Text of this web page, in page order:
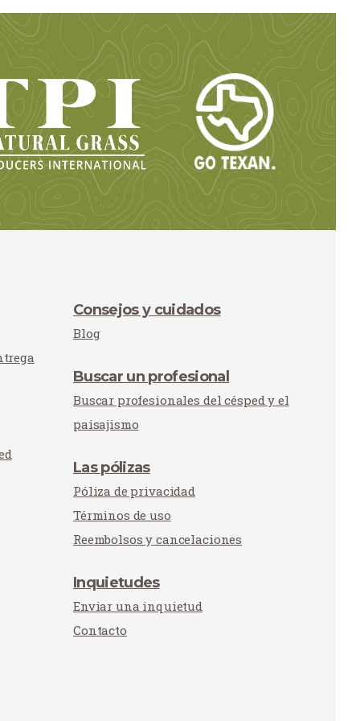
Consejos y cuidados
Blog
Buscar un profesional
Buscar profesionales del césped y el
paisajismo
Las pólizas
Póliza de privacidad
Términos de uso
Reembolsos y cancelaciones
Inquietudes
Enviar una inquietud
Contacto